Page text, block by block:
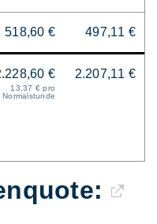
518,60 € 497,11 €
€
13,37 € pro
Normalstunde
2.207,11 €